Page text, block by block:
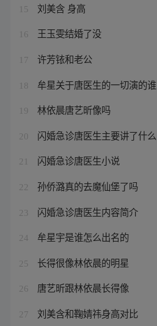
15 刘美含 身高
16 王玉雯结婚了没
17 许芳铱和老公
18 牟星关于唐医生的一切演的谁
19 林依晨唐艺昕像吗
20 闪婚急诊唐医生主要讲了什么
21 闪婚急诊唐医生小说
22 孙侨潞真的去魔仙堡了吗
23 闪婚急诊唐医生内容简介
24 牟星宇是谁怎么出名的
25 长得很像林依晨的明星
26 唐艺昕跟林依晨长得像
27 刘美含和鞠婧祎身高对比